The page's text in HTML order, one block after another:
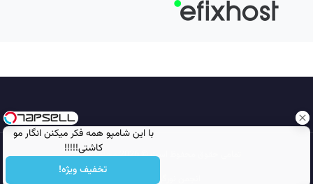
با این شامپو همه فکر میکنن انگار مو
کاشتی!!!!!
تخفیف ویژه!
تمامی حقوق محفوظ است © 2026
مجله نورگرام
انجمن نورگرام